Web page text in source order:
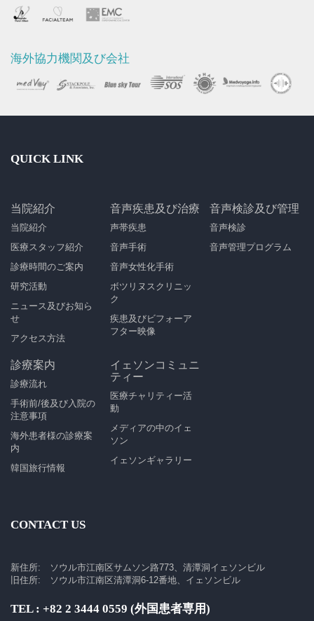
海外協力機関及び会社
QUICK LINK
当院紹介
当院紹介
医療スタッフ紹介
診療時間のご案内
研究活動
ニュース及びお知ら
せ
アクセス方法
音声疾患及び治療
声帯疾患
音声手術
音声女性化手術
ボツリヌスクリニッ
ク
疾患及びビフォーア
フター映像
音声検診及び管理
音声検診
音声管理プログラム
診療案内
診療流れ
手術前/後及び入院の
注意事項
海外患者様の診療案
内
韓国旅行情報
イェソンコミュニ
ティー
医療チャリティー活
動
メディアの中のイェ
ソン
イェソンギャラリー
CONTACT US
新住所: ソウル市江南区サムソン路773、清潭洞イェソンビル
旧住所: ソウル市江南区清潭洞6-12番地、イェソンビル
TEL : +82 2 3444 0559 (外国患者専用)